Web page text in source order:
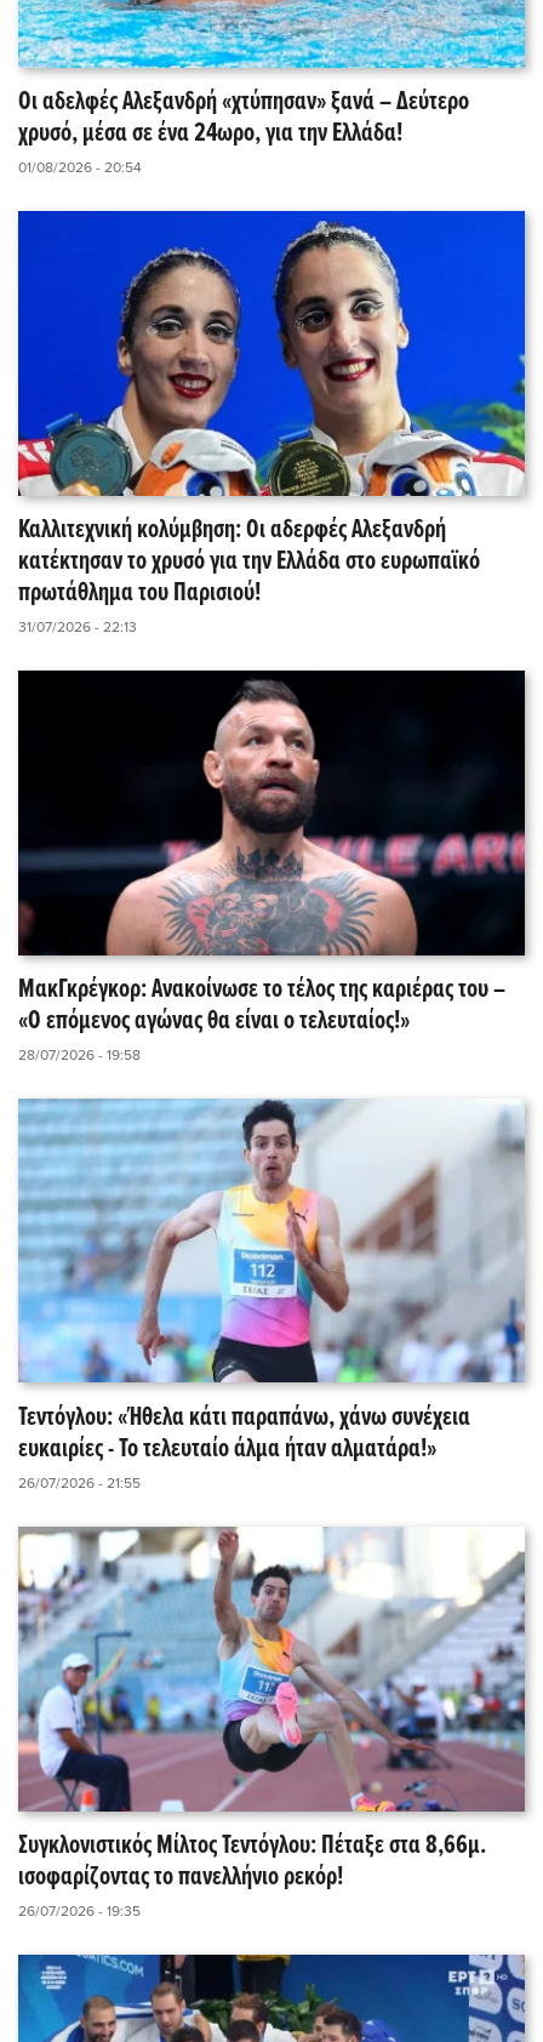
Οι αδελφές Αλεξανδρή «χτύπησαν» ξανά – Δεύτερο
χρυσό, μέσα σε ένα 24ωρο, για την Ελλάδα!
01/08/2026 - 20:54
Καλλιτεχνική κολύμβηση: Οι αδερφές Αλεξανδρή
κατέκτησαν το χρυσό για την Ελλάδα στο ευρωπαϊκό
πρωτάθλημα του Παρισιού!
31/07/2026 - 22:13
ΜακΓκρέγκορ: Ανακοίνωσε το τέλος της καριέρας του –
«Ο επόμενος αγώνας θα είναι ο τελευταίος!»
28/07/2026 - 19:58
Τεντόγλου: «Ήθελα κάτι παραπάνω, χάνω συνέχεια
ευκαιρίες - Το τελευταίο άλμα ήταν αλματάρα!»
26/07/2026 - 21:55
Συγκλονιστικός Μίλτος Τεντόγλου: Πέταξε στα 8,66μ.
ισοφαρίζοντας το πανελλήνιο ρεκόρ!
26/07/2026 - 19:35